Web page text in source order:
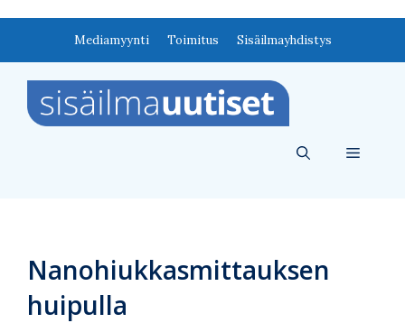
Mediamyynti Toimitus Sisäilmayhdistys
Valikko
Nanohiukkasmittauksen
huipulla